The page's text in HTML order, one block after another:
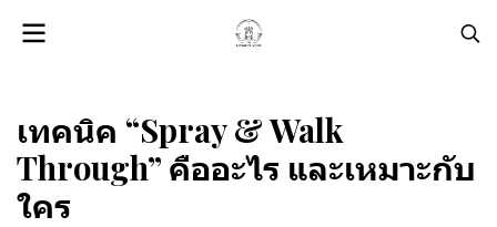
เทคนิค “Spray & Walk
Through” คืออะไร และเหมาะกับ
ใคร